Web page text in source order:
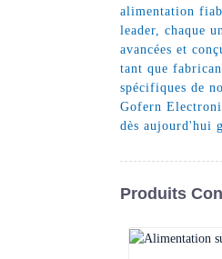
alimentation
leader, chaque
avancées et
tant que
spécifiques de
Gofern
dès aujourd'hui
Produits